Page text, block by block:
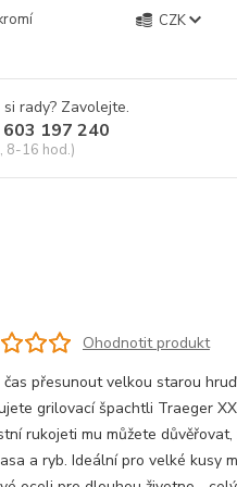
CZK
rady? Zavolejte.
197 240
8-16 hod.)
Ohodnotit produkt
čas přesunout velkou starou
grilovací špachtli Traeger
rukojeti mu můžete
a ryb. Ideální pro velké kusy